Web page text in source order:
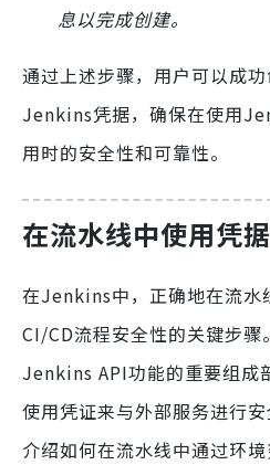
息以完成创建。
通过上述步骤，用户可以成
Jenkins凭据，确保在使用
用时的安全性和可靠性。
在流水线中使用凭据
在Jenkins中，正确地在流水
CI/CD流程安全性的关键步骤
Jenkins API功能的重要组成
使用凭证来与外部服务进行
介绍如何在流水线中通过环